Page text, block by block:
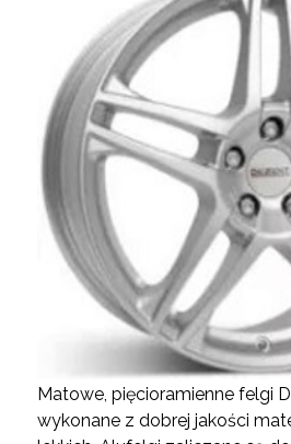
Matowe, pięcioramienne felgi
wykonane z dobrej jakości